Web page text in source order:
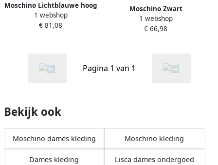
Moschino Lichtblauwe hoog
getailleerde onderbroek
Blue Dames
1 webshop
€ 81,08
Moschino Zwart
damesondergoed set met
elastische banden Black
1 webshop
€ 66,98
Pagina 1 van 1
Bekijk ook
Moschino dames kleding Moschino kleding
Dames kleding Lisca dames ondergoed